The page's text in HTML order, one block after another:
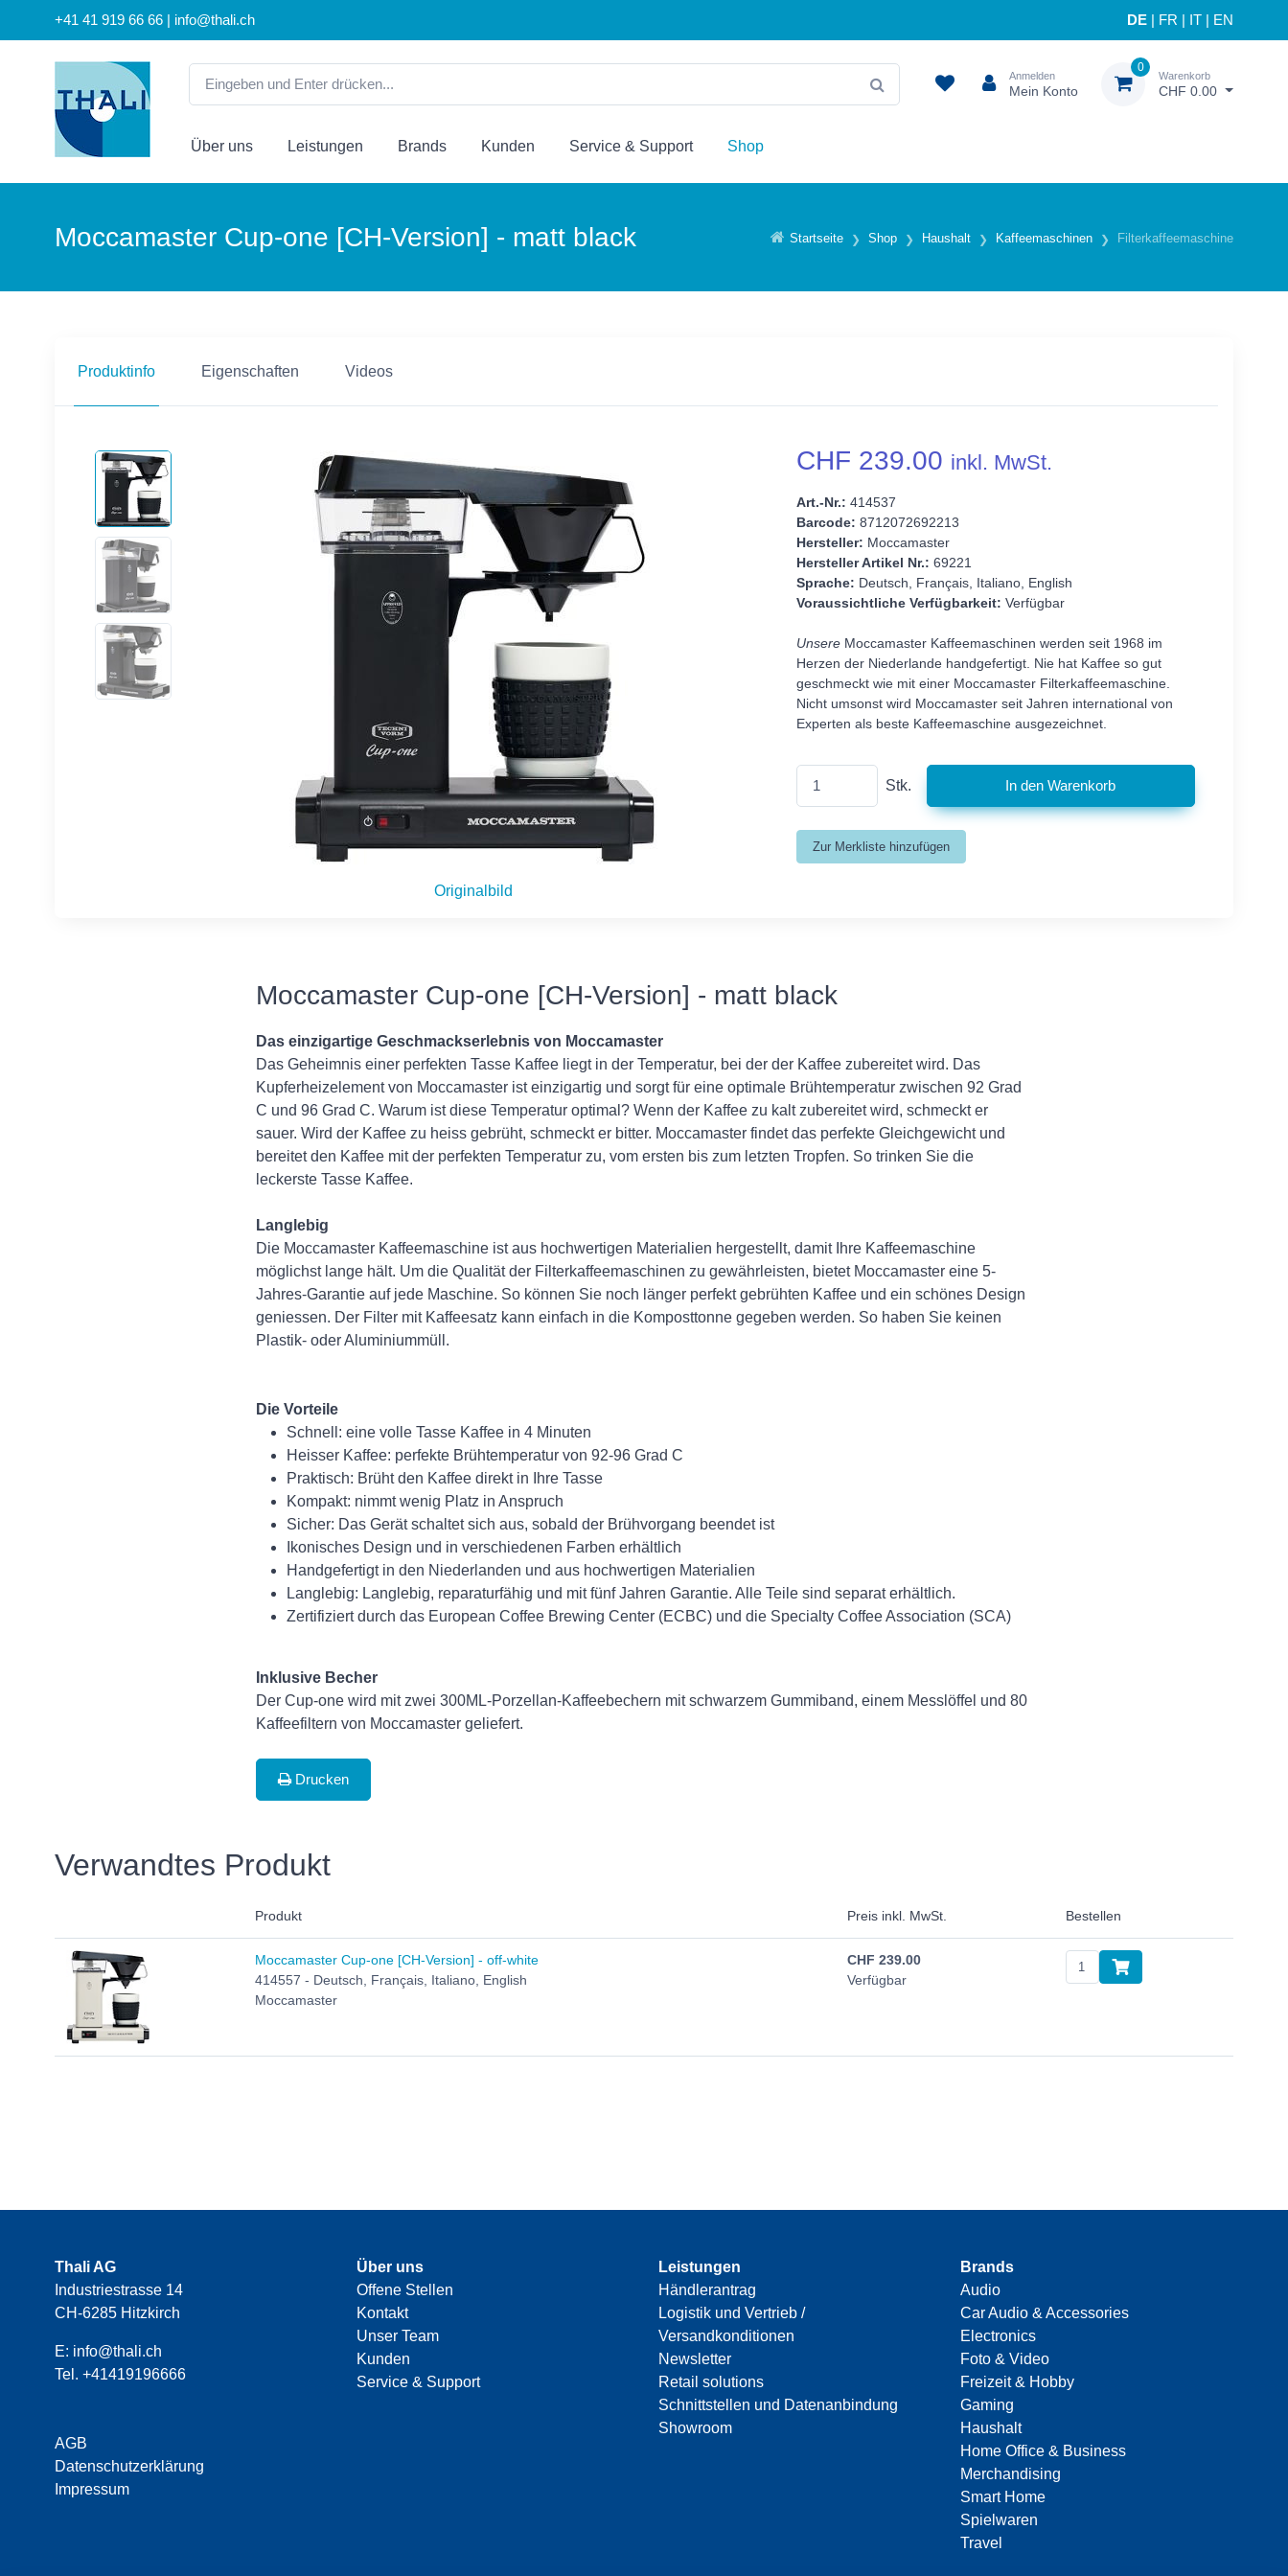
+41 41 919 66 66 | info@thali.ch DE FR IT EN
Anmelden
Mein Konto
0
Warenkorb
CHF 0.00
Über uns Leistungen Brands Kunden Service & Support Shop
Startseite Shop Haushalt Kaffeemaschinen Filterkaffeemaschine
Moccamaster Cup-one [CH-Version] - matt black
Produktinfo Eigenschaften Videos
Originalbild
CHF 239.00 inkl. MwSt.
Art.-Nr.: 414537
Barcode: 8712072692213
Hersteller: Moccamaster
Hersteller Artikel Nr.: 69221
Sprache: Deutsch, Français, Italiano, English
Voraussichtliche Verfügbarkeit: Verfügbar
UnsereMoccamaster Kaffeemaschinen werden seit 1968 im
Herzen der Niederlande handgefertigt. Nie hat Kaffee so gut
geschmeckt wie mit einer Moccamaster Filterkaffeemaschine.
Nicht umsonst wird Moccamaster seit Jahren international von
Experten als beste Kaffeemaschine ausgezeichnet.
Stk.
Moccamaster Cup-one [CH-Version] - matt black
Das einzigartige Geschmackserlebnis von Moccamaster
Das Geheimnis einer perfekten Tasse Kaffee liegt in der Temperatur, bei der der Kaffee zubereitet wird. Das
Kupferheizelement von Moccamaster ist einzigartig und sorgt für eine optimale Brühtemperatur zwischen 92 Grad
C und 96 Grad C. Warum ist diese Temperatur optimal? Wenn der Kaffee zu kalt zubereitet wird, schmeckt er
sauer. Wird der Kaffee zu heiss gebrüht, schmeckt er bitter. Moccamaster findet das perfekte Gleichgewicht und
bereitet den Kaffee mit der perfekten Temperatur zu, vom ersten bis zum letzten Tropfen. So trinken Sie die
leckerste Tasse Kaffee.
Langlebig
Die Moccamaster Kaffeemaschine ist aus hochwertigen Materialien hergestellt, damit Ihre Kaffeemaschine
möglichst lange hält. Um die Qualität der Filterkaffeemaschinen zu gewährleisten, bietet Moccamaster eine 5-
Jahres-Garantie auf jede Maschine. So können Sie noch länger perfekt gebrühten Kaffee und ein schönes Design
geniessen. Der Filter mit Kaffeesatz kann einfach in die Komposttonne gegeben werden. So haben Sie keinen
Plastik- oder Aluminiummüll.
Die Vorteile
Schnell: eine volle Tasse Kaffee in 4 Minuten
Heisser Kaffee: perfekte Brühtemperatur von 92-96 Grad C
Praktisch: Brüht den Kaffee direkt in Ihre Tasse
Kompakt: nimmt wenig Platz in Anspruch
Sicher: Das Gerät schaltet sich aus, sobald der Brühvorgang beendet ist
Ikonisches Design und in verschiedenen Farben erhältlich
Handgefertigt in den Niederlanden und aus hochwertigen Materialien
Langlebig: Langlebig, reparaturfähig und mit fünf Jahren Garantie. Alle Teile sind separat erhältlich.
Zertifiziert durch das European Coffee Brewing Center (ECBC) und die Specialty Coffee Association (SCA)
Inklusive Becher
Der Cup-one wird mit zwei 300ML-Porzellan-Kaffeebechern mit schwarzem Gummiband, einem Messlöffel und 80
Kaffeefiltern von Moccamaster geliefert.
Drucken
Verwandtes Produkt
Produkt Preis inkl. MwSt. Bestellen
Moccamaster Cup-one [CH-Version] - off-white
414557 - Deutsch, Français, Italiano, English
Moccamaster
CHF 239.00
Verfügbar
Thali AG
Industriestrasse 14
CH-6285 Hitzkirch
E: info@thali.ch
Tel. +41419196666
AGB
Datenschutzerklärung
Impressum
Über uns
Offene Stellen
Kontakt
Unser Team
Kunden
Service & Support
Leistungen
Händlerantrag
Logistik und Vertrieb /
Versandkonditionen
Newsletter
Retail solutions
Schnittstellen und Datenanbindung
Showroom
Brands
Audio
Car Audio & Accessories
Electronics
Foto & Video
Freizeit & Hobby
Gaming
Haushalt
Home Office & Business
Merchandising
Smart Home
Spielwaren
Travel